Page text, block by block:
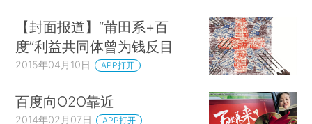
【封面报道】“莆田系+百
度”利益共同体曾为钱反目
2015年04月10日 APP打开
百度向O2O靠近
2014年02月07日 APP打开